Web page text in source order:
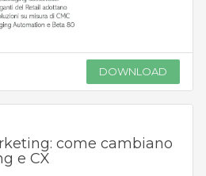
DOWNLOAD
come cambiano
e CX